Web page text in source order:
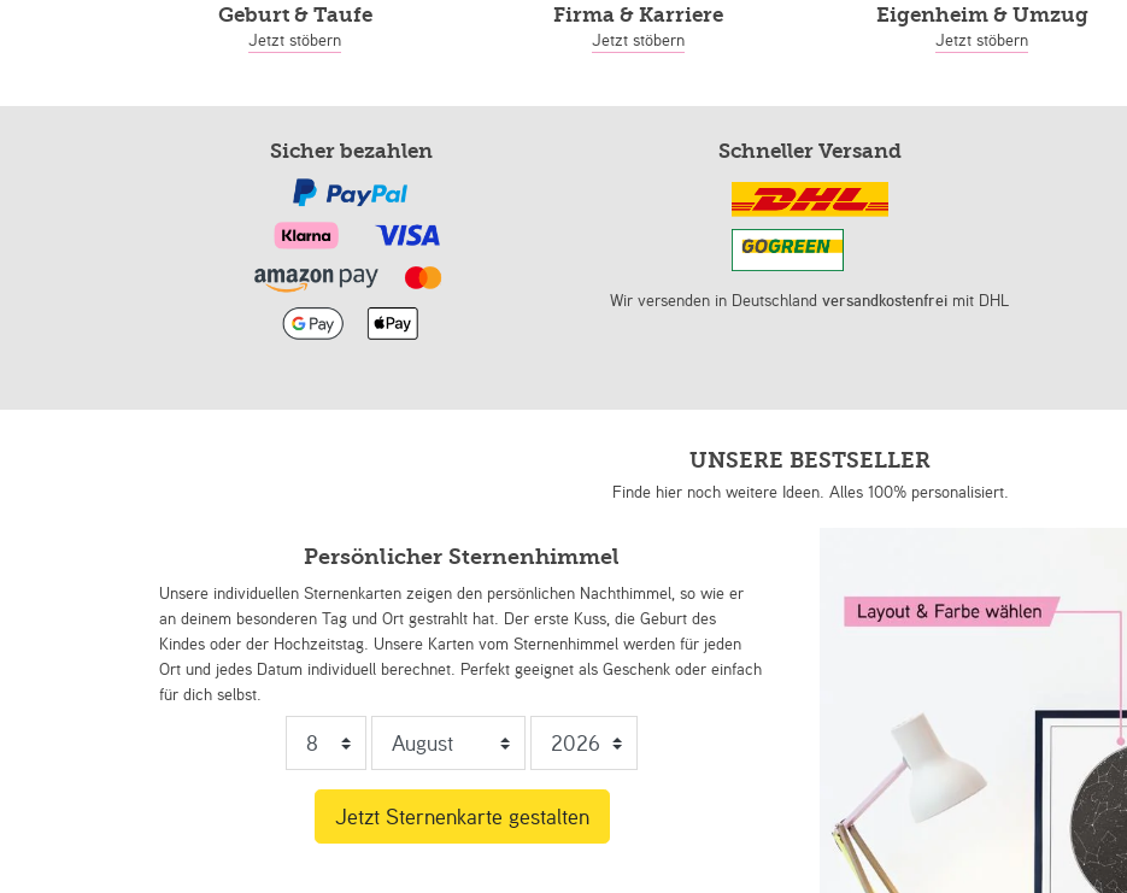
Geburt & Taufe
Jetzt stöbern
Firma & Karriere
Jetzt stöbern
Eigenheim& Umzug
Jetzt stöbern
Sicher bezahlen Schneller Versand
Wir versenden in Deutschlandversandkostenfrei mit DHL
UNSERE BESTSELLER
Finde hier noch weitere Ideen. Alles 100% personalisiert.
Persönlicher Sternenhimmel
Unsere individuellen Sternenkarten zeigen den persönlichen Nachthimmel, so wie er
an deinem besonderen Tag und Ort gestrahlt hat. Der erste Kuss, die Geburt des
Kindes oder der Hochzeitstag. Unsere Karten vom Sternenhimmel werden für jeden
Ort und jedes Datum individuell berechnet. Perfekt geeignet als Geschenk oder einfach
für dich selbst.